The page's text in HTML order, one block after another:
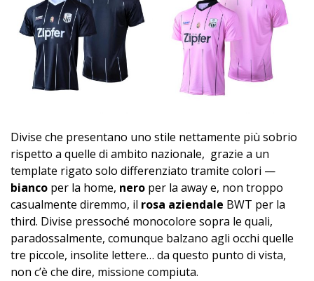
Divise che presentano uno stile nettamente più sobrio
rispetto a quelle di ambito nazionale, grazie a un
template rigato solo differenziato tramite colori —
bianco per la home, nero per la away e, non troppo
casualmente diremmo, il rosa aziendale BWT per la
third. Divise pressoché monocolore sopra le quali,
paradossalmente, comunque balzano agli occhi quelle
tre piccole, insolite lettere… da questo punto di vista,
non c’è che dire, missione compiuta.